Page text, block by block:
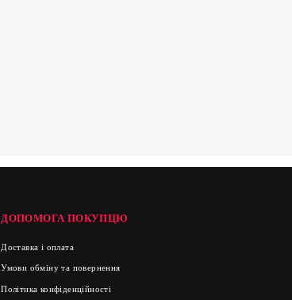
ДОПОМОГА ПОКУПЦЮ
Доставка і оплата
Умови обміну та повернення
Політика конфіденційності